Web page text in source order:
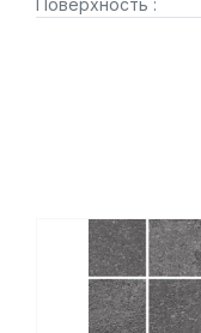
Поверхность :